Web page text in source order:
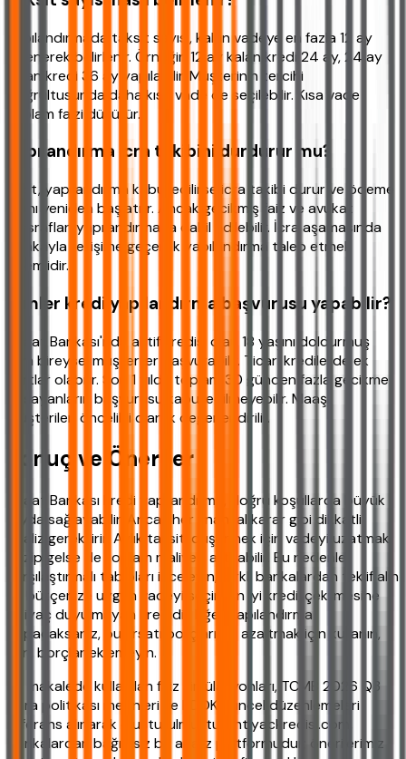
Yapılandırmada taksit sayısı, kalan vadeye en fazla 12 ay
eklenerek belirlenir. Örneğin 12 ay kalan kredi 24 ay, 24 ay
kalan kredi 36 ay yapılabilir. Müşterinin tercihi
doğrultusunda daha kısa vade de seçilebilir. Kısa vade
toplam faizi düşürür.
Yapılandırma icra takibini durdurur mu?
Evet, yapılandırma kabul edilirse icra takibi durur ve ödeme
planı yeniden başlatılır. Ancak gecikmiş faiz ve avukat
masrafları yapılandırmaya dahil edilebilir. İcra aşamasında
bankayla iletişime geçerek yapılandırma talep etmek
önemlidir.
Kimler kredi yapılandırma başvurusu yapabilir?
Ziraat Bankası'nda aktif kredisi olan 18 yaşını doldurmuş
tüm bireysel müşteriler başvurabilir. Ticari kredilerde ek
şartlar olabilir. Son 1 yılda toplam 30 günden fazla gecikme
yaşayanların başvurusu kabul edilmeyebilir. Maaş
müşterileri öncelikli olarak değerlendirilir.
Sonuç ve Öneriler
Ziraat Bankası kredi yapılandırma, doğru koşullarda büyük
fayda sağlayabilir. Ancak her finansal karar gibi dikkatli
analiz gerektirir. Aylık taksiti düşürmek için vadeyi uzatmak
cazip gelse de toplam maliyeti artırabilir. Bu nedenle
karşılaştırmalı tabloları inceleyin, farklı bankalardan teklif alın
ve bütçenize uygun vadeyi seçin. En iyi kredi, çekilmesine
ihtiyaç duyulmayan kredidir. Eğer yapılandırma
yapacaksanız, bu fırsatı borçlarınızı azaltmak için kullanın,
yeni borçlar eklemeyin.
Bu makalede kullanılan faiz simülasyonları, TCMB 2026 Q3
para politikası metinleri ve BDDK güncel düzenlemeleri
referans alınarak oluşturulmuştur. ihtiyackredisi.com,
bankalardan bağımsız bir analiz platformudur; önerilerimiz